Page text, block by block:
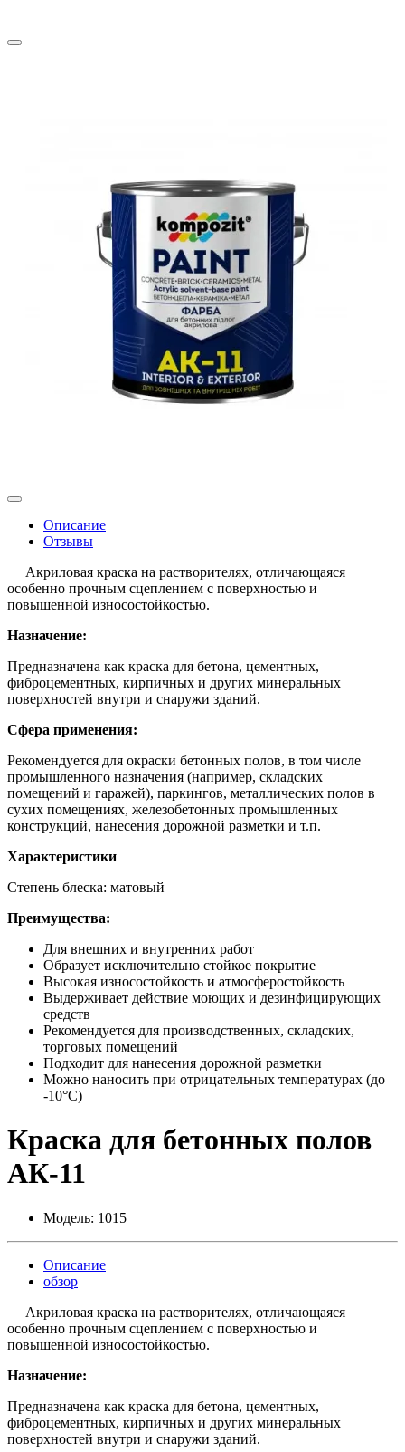
Описание
Отзывы
Акриловая краска на растворителях, отличающаяся
особенно прочным сцеплением с поверхностью и
повышенной износостойкостью.
Назначение:
Предназначена как краска для бетона, цементных,
фиброцементных, кирпичных и других минеральных
поверхностей внутри и снаружи зданий.
Сфера применения:
Рекомендуется для окраски бетонных полов, в том числе
промышленного назначения (например, складских
помещений и гаражей), паркингов, металлических полов в
сухих помещениях, железобетонных промышленных
конструкций, нанесения дорожной разметки и т.п.
Характеристики
Степень блеска: матовый
Преимущества:
Для внешних и внутренних работ
Образует исключительно стойкое покрытие
Высокая износостойкость и атмосферостойкость
Выдерживает действие моющих и дезинфицирующих
средств
Рекомендуется для производственных, складских,
торговых помещений
Подходит для нанесения дорожной разметки
Можно наносить при отрицательных температурах (до
-10°С)
Краска для бетонных полов
АК-11
Модель: 1015
Описание
обзор
Акриловая краска на растворителях, отличающаяся
особенно прочным сцеплением с поверхностью и
повышенной износостойкостью.
Назначение:
Предназначена как краска для бетона, цементных,
фиброцементных, кирпичных и других минеральных
поверхностей внутри и снаружи зданий.